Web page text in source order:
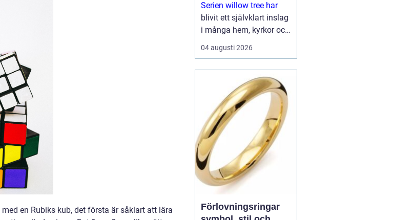
en Rubiks kub, det första är såklart att lära
Serien willow tree har
blivit ett självklart inslag
i många hem, kyrkor och
arbetsrum. De stilla
figurerna utan ansikten
känslor. De uttrycker
kärlek, sorg, hopp och
tacksa...
04 augusti 2026
Förlovningsringar